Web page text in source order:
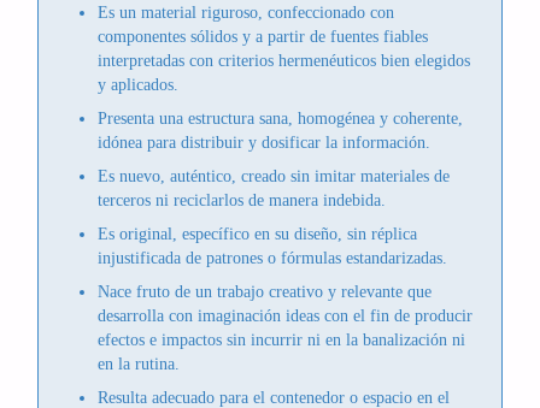
Es un material riguroso, confeccionado con
componentes sólidos y a partir de fuentes fiables
interpretadas con criterios hermenéuticos bien elegidos
y aplicados.
Presenta una estructura sana, homogénea y coherente,
idónea para distribuir y dosificar la información.
Es nuevo, auténtico, creado sin imitar materiales de
terceros ni reciclarlos de manera indebida.
Es original, específico en su diseño, sin réplica
injustificada de patrones o fórmulas estandarizadas.
Nace fruto de un trabajo creativo y relevante que
desarrolla con imaginación ideas con el fin de producir
efectos e impactos sin incurrir ni en la banalización ni
en la rutina.
Resulta adecuado para el contenedor o espacio en el